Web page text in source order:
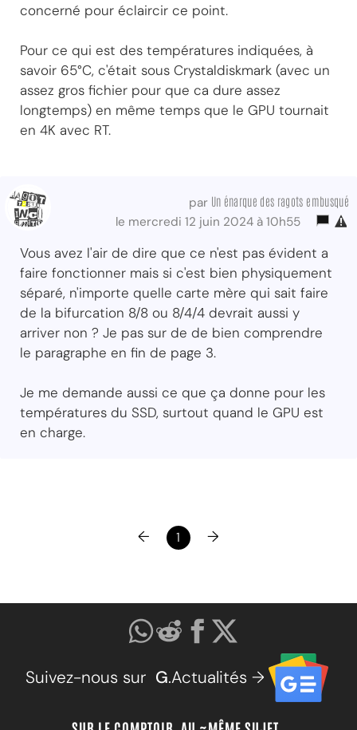
concerné pour éclaircir ce point.
Pour ce qui est des températures indiquées, à
savoir 65°C, c'était sous Crystaldiskmark (avec un
assez gros fichier pour que ca dure assez
longtemps) en même temps que le GPU tournait
en 4K avec RT.
par Un énarque des ragots embusqué
le mercredi 12 juin 2024 à 10h55
Vous avez l'air de dire que ce n'est pas évident a
faire fonctionner mais si c'est bien physiquement
séparé, n'importe quelle carte mère qui sait faire
de la bifurcation 8/8 ou 8/4/4 devrait aussi y
arriver non ? Je pas sur de de bien comprendre
le paragraphe en fin de page 3.
Je me demande aussi ce que ça donne pour les
températures du SSD, surtout quand le GPU est
en charge.
← 1 →
Suivez-nous sur G.Actualités →